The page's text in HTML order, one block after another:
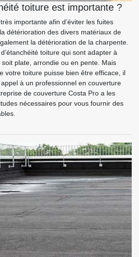
toiture est importante ?
importante afin d’éviter les fuites
détérioration des divers matériaux de
la détérioration de la charpente.
toiture qui sont adapter à
plate, arrondie ou en pente. Mais
votre toiture puisse bien être efficace, il
à un professionnel en couverture
de couverture Costa Pro a les
nécessaires pour vous fournir des